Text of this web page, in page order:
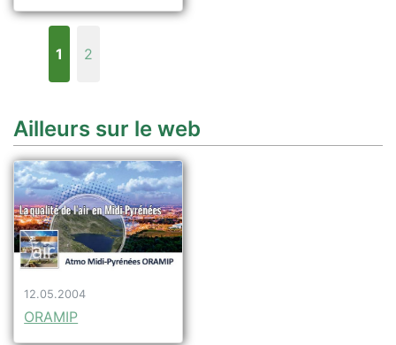
1 2
Ailleurs sur le web
12.05.2004
ORAMIP